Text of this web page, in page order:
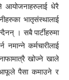
आयोजनाहरुलाई धेरै
भातृसंस्थालाई
। सबै पार्टीहरुमा
कर्मचारीलाई
खोज्ने खाले
आफूले पैसा कमाउने र